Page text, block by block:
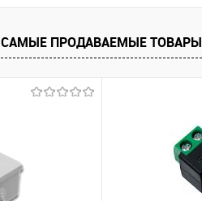
САМЫЕ ПРОДАВАЕМЫЕ ТОВАРЫ